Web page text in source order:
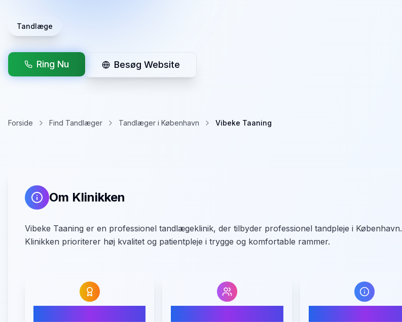
Tandlæge
Ring Nu Besøg Website
Forside Find Tandlæger Tandlæger i København Vibeke Taaning
Om Klinikken
Vibeke Taaning er en professionel tandlægeklinik, der tilbyder professionel tandpleje i København.
Klinikken prioriterer høj kvalitet og patientpleje i trygge og komfortable rammer.